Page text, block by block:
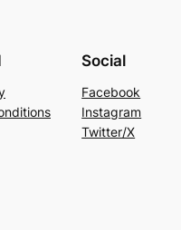
Social
Facebook
Instagram
Twitter/X